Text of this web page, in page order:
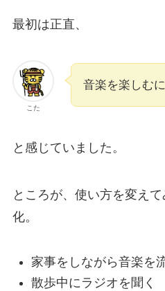
最初は正直、
こた
音楽を楽しむ
と感じていました。
ところが、使い方を変え
化。
家事をしながら音楽を
散歩中にラジオを聞く